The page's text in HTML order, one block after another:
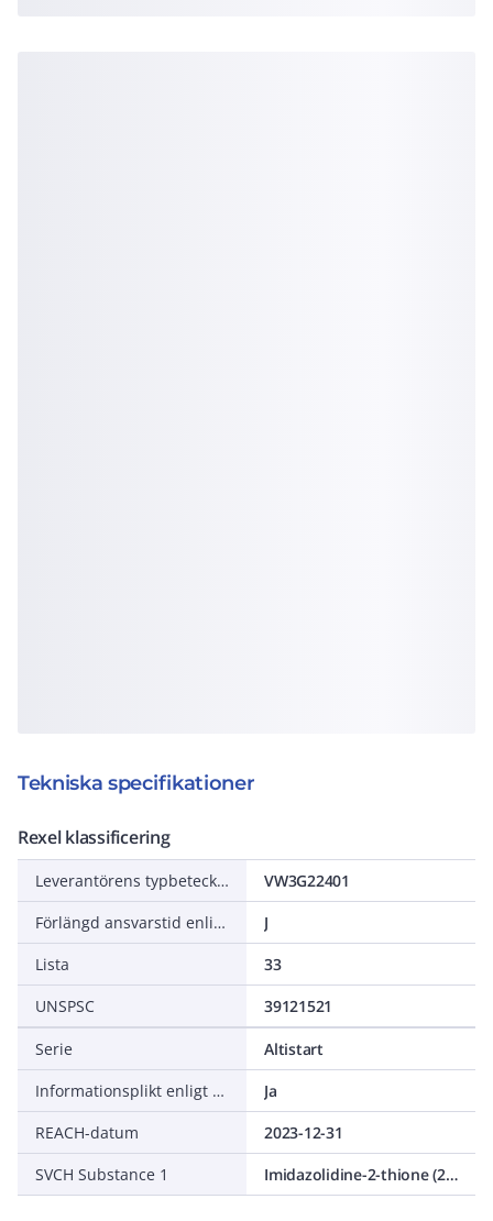
Tekniska specifikationer
Rexel klassificering
Leverantörens typbeteckning
VW3G22401
Förlängd ansvarstid enligt ALEM-09
J
Lista
33
UNSPSC
39121521
Serie
Altistart
Informationsplikt enligt REACH
Ja
REACH-datum
2023-12-31
SVCH Substance 1
Imidazolidine-2-thione (2-imidazoline-2-thiol)